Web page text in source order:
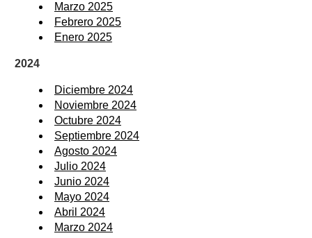
Marzo 2025
Febrero 2025
Enero 2025
2024
Diciembre 2024
Noviembre 2024
Octubre 2024
Septiembre 2024
Agosto 2024
Julio 2024
Junio 2024
Mayo 2024
Abril 2024
Marzo 2024